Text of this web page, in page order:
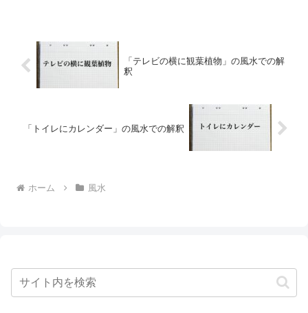
「テレビの横に観葉植物」の風水での解
釈
「トイレにカレンダー」の風水での解釈
ホーム 風水